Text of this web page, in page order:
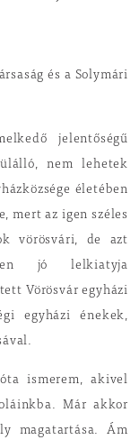
és a Solymári
jelentőségű
nem lehetek
életében
mert az igen széles
vörösvári, de azt
jó lelkiatyja
Vörösvár egyházi
egyházi énekek,
ismerem, akivel
Már akkor
magatartása. Ám